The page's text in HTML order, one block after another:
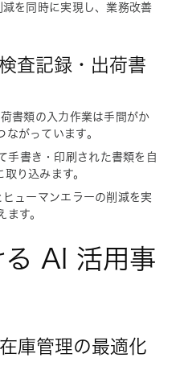
を同時に実現し、業務改善
査記録・出荷書
書類の入力作業は手間がか
がっています。
手書き・印刷された書類を自
り込みます。
ューマンエラーの削減を実
ます。
る AI 活用事
庫管理の最適化